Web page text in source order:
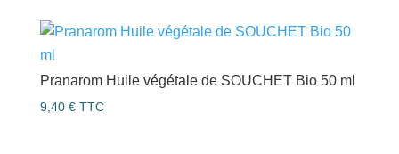
Pranarom Huile végétale de SOUCHET Bio 50 ml
9,40 € TTC